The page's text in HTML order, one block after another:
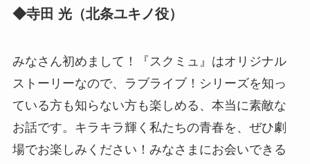
◆寺田 光（北条ユキノ役）
みなさん初めまして！『スクミュ』はオリジナル
ストーリーなので、ラブライブ！シリーズを知っ
ている方も知らない方も楽しめる、本当に素敵な
お話です。キラキラ輝く私たちの青春を、ぜひ劇
場でお楽しみください！みなさまにお会いできる